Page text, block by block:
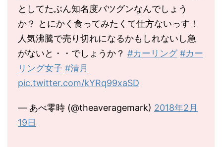
としてたぶん知名度バツグンなんでしょう
か？ とにかく食ってみたくて仕方ないっす！
人気沸騰で売り切れになるかもしれないし急
がないと・・でしょうか？ #カーリング #カー
リング女子 #清月
pic.twitter.com/kYRq99xaSD
— あべ零時 (@theaveragemark) 2018年2月
19日